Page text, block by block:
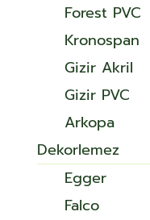
Forest PVC
Kronospan
Gizir Akril
Gizir PVC
Arkopa
Dekorlemez
Egger
Falco